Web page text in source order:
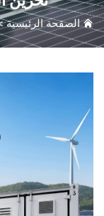
الصفحة الرئيسية